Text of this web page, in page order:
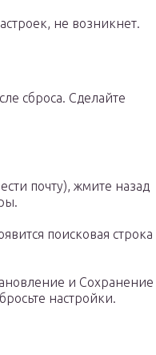
не возникнет.
сброса. Сделайте
почту), жмите назад
поисковая строка
и Сохранение
настройки.